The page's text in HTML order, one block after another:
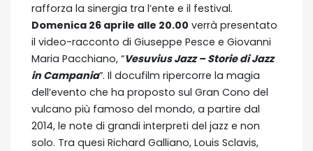
rafforza la sinergia tra l’ente e il festival.
Domenica 26 aprile alle 20.00 verrà presentato
il video-racconto di Giuseppe Pesce e Giovanni
Maria Pacchiano, “Vesuvius Jazz – Storie di Jazz
in Campania”. Il docufilm ripercorre la magia
dell’evento che ha proposto sul Gran Cono del
vulcano più famoso del mondo, a partire dal
2014, le note di grandi interpreti del jazz e non
solo. Tra quesi Richard Galliano, Louis Sclavis,